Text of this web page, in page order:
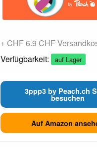
+ CHF 6.9 CHF
Verfügbarkeit:
auf Lager
3ppp3 by Peach.ch
besuchen
Auf Amazon